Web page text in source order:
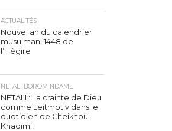
ACTUALITÉS
Nouvel an du calendrier
musulman: 1448 de
l’Hégire
NETALI BOROM NDAME
NETALI : La crainte de Dieu
comme Leitmotiv dans le
quotidien de Cheikhoul
Khadim !